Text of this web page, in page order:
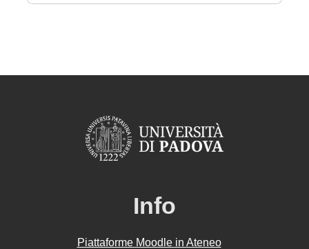
Info
Piattaforme Moodle in Ateneo